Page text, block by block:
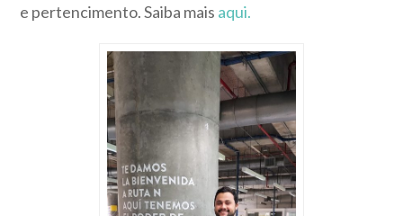
e pertencimento.Saiba mais aqui.